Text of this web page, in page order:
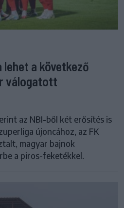
lehet a következő
válogatott
az NBI-ből két erősítés is
újoncához, az FK
magyar bajnok
a piros-feketékkel.